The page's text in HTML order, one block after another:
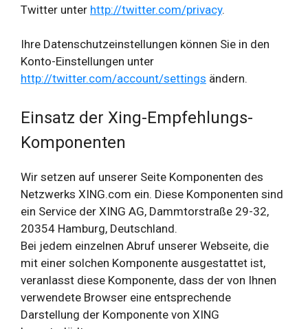
Twitter unter http://twitter.com/privacy.
Ihre Datenschutzeinstellungen können Sie in den
Konto-Einstellungen unter
http://twitter.com/account/settings ändern.
Einsatz der Xing-Empfehlungs-
Komponenten
Wir setzen auf unserer Seite Komponenten des
Netzwerks XING.com ein. Diese Komponenten sind
ein Service der XING AG, Dammtorstraße 29-32,
20354 Hamburg, Deutschland.
Bei jedem einzelnen Abruf unserer Webseite, die
mit einer solchen Komponente ausgestattet ist,
veranlasst diese Komponente, dass der von Ihnen
verwendete Browser eine entsprechende
Darstellung der Komponente von XING